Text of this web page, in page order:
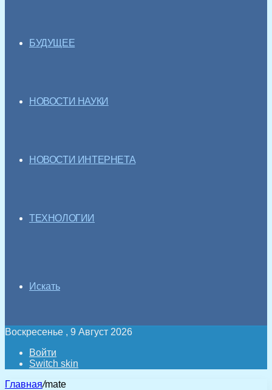
БУДУЩЕЕ
НОВОСТИ НАУКИ
НОВОСТИ ИНТЕРНЕТА
ТЕХНОЛОГИИ
Искать
Воскресенье , 9 Август 2026
Войти
Switch skin
Главная/mate